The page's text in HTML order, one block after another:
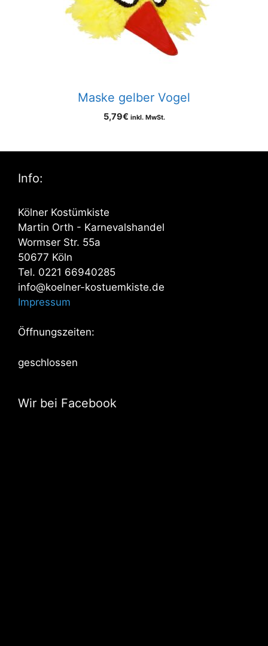
Maske gelber Vogel
5,79€ inkl. MwSt.
Info:
Kölner Kostümkiste
Martin Orth - Karnevalshandel
Wormser Str. 55a
50677 Köln
Tel. 0221 66940285
info@koelner-kostuemkiste.de
Impressum
Öffnungszeiten:
geschlossen
Wir bei Facebook